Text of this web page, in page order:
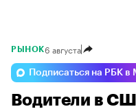
РЫНОК6 августа
Подписаться на РБК в
Водители в